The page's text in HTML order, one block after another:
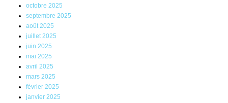
octobre 2025
septembre 2025
août 2025
juillet 2025
juin 2025
mai 2025
avril 2025
mars 2025
février 2025
janvier 2025